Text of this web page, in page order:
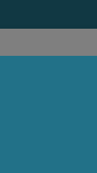
e receber